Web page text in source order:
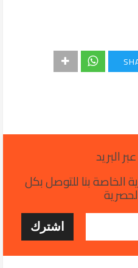
البريد
الخاصة بنا للتوصل بكل